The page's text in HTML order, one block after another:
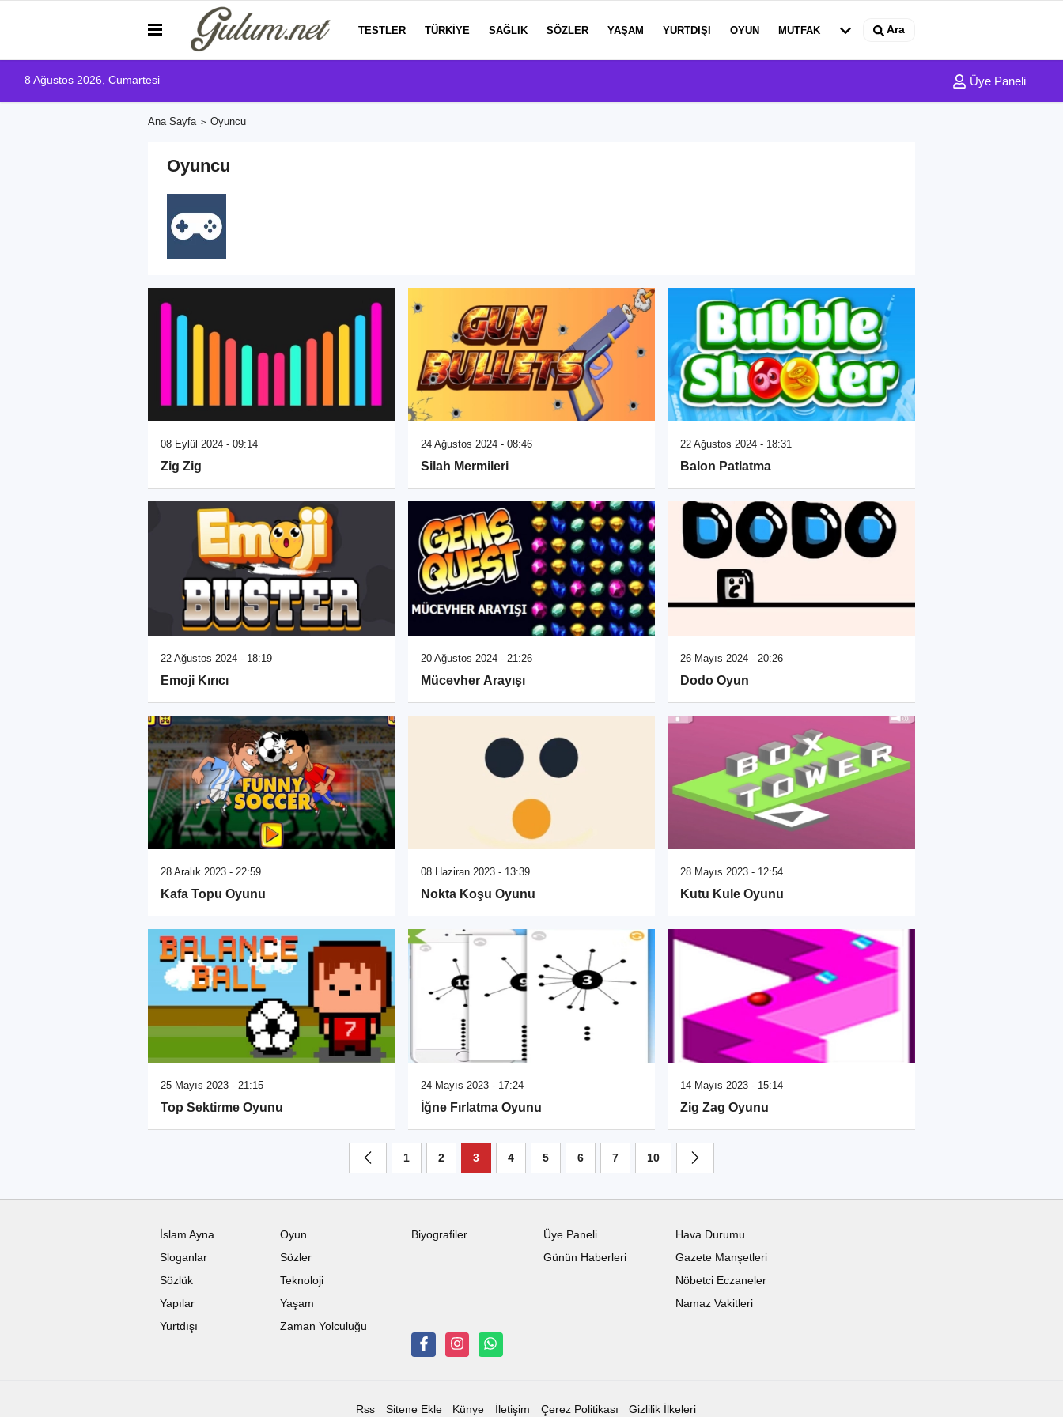
TESTLER TÜRKIYE SAĞLIK SÖZLER YAŞAM YURTDIŞI OYUN MUTFAK Ara
8 Ağustos 2026, Cumartesi Üye Paneli
Ana Sayfa Oyuncu
Oyuncu
08 Eylül 2024 - 09:14
Zig Zig
24 Ağustos 2024 - 08:46
Silah Mermileri
22 Ağustos 2024 - 18:31
Balon Patlatma
22 Ağustos 2024 - 18:19
Emoji Kırıcı
20 Ağustos 2024 - 21:26
Mücevher Arayışı
26 Mayıs 2024 - 20:26
Dodo Oyun
28 Aralık 2023 - 22:59
Kafa Topu Oyunu
08 Haziran 2023 - 13:39
Nokta Koşu Oyunu
28 Mayıs 2023 - 12:54
Kutu Kule Oyunu
25 Mayıs 2023 - 21:15
Top Sektirme Oyunu
24 Mayıs 2023 - 17:24
İğne Fırlatma Oyunu
14 Mayıs 2023 - 15:14
Zig Zag Oyunu
1 2 3 4 5 6 7 10
İslam Ayna
Oyun
Sloganlar
Sözler
Sözlük
Teknoloji
Yapılar
Yaşam
Yurtdışı
Zaman Yolculuğu
Biyografiler
Üye Paneli
Günün Haberleri
Hava Durumu
Gazete Manşetleri
Nöbetci Eczaneler
Namaz Vakitleri
Rss Sitene Ekle Künye İletişim Çerez Politikası Gizlilik İlkeleri